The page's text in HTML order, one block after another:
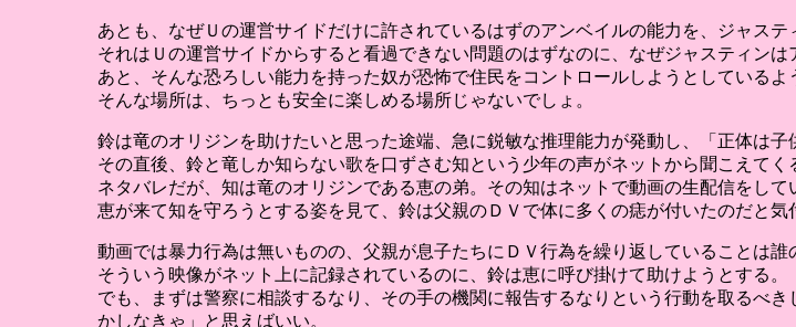
あとも、なぜＵの運営サイドだけに許されているはずのアンベイルの能力を、ジャステ
それはＵの運営サイドからすると看過できない問題のはずなのに、なぜジャスティンは
あと、そんな恐ろしい能力を持った奴が恐怖で住民をコントロールしようとしている
そんな場所は、ちっとも安全に楽しめる場所じゃないでしょ。
鈴は竜のオリジンを助けたいと思った途端、急に鋭敏な推理能力が発動し、「正体は子
その直後、鈴と竜しか知らない歌を口ずさむ知という少年の声がネットから聞こえてく
ネタバレだが、知は竜のオリジンである恵の弟。その知はネットで動画の生配信をして
恵が来て知を守ろうとする姿を見て、鈴は父親のＤＶで体に多くの痣が付いたのだと気
動画では暴力行為は無いものの、父親が息子たちにＤＶ行為を繰り返していることは誰
そういう映像がネット上に記録されているのに、鈴は恵に呼び掛けて助けようとする。
でも、まずは警察に相談するなり、その手の機関に報告するなりという行動を取るべ
かしなきゃ」と思えばいい。